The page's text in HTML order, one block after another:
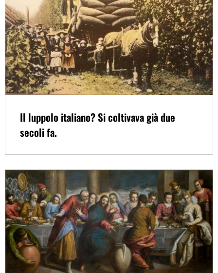
Il luppolo italiano? Si coltivava già due
secoli fa.